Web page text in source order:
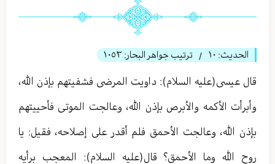
الحديث: ١٠ / ترتيب جواهر البحار: ١٠٥٣
قال عيسى(عليه السلام): داويت المرضى فشفيتهم بإذن الله،
وأبرأت الأكمه والأبرص بإذن الله، وعالجت الموتى فأحييتهم
بإذن الله، وعالجت الأحمق فلم أقدر على إصلاحه، فقيل: يا
روح الله وما الأحمق؟ قال(عليه السلام): المعجب برأيه